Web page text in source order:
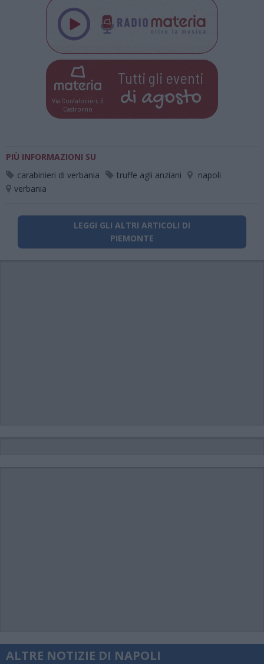
Via Confalonieri, 5
Castronno
Tutti gli eventi
di agosto
PIÙ INFORMAZIONI SU
carabinieri di verbania
truffe agli anziani
napoli
verbania
LEGGI GLI ALTRI ARTICOLI DI
PIEMONTE
ALTRE NOTIZIE DI NAPOLI